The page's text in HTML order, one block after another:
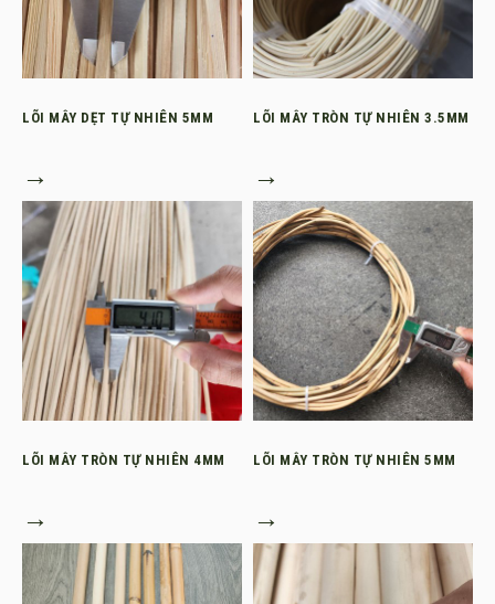
LÕI MÂY DẸT TỰ NHIÊN 5MM
→
LÕI MÂY TRÒN TỰ NHIÊN 3.5MM
→
LÕI MÂY TRÒN TỰ NHIÊN 4MM
→
LÕI MÂY TRÒN TỰ NHIÊN 5MM
→